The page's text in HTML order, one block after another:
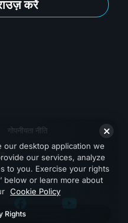
करें
गोपनीयता नीति
desktop application we
our services, analyze
to you. Exercise your rights
below or learn more about
Cookie Policy
Rights